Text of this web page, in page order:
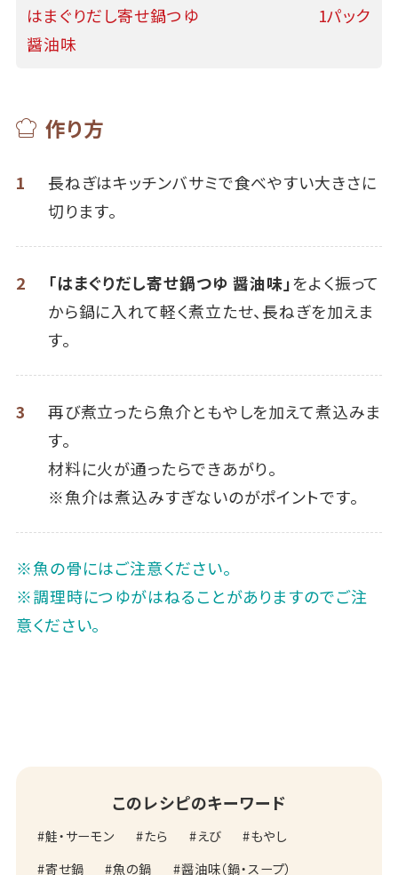
はまぐりだし寄せ鍋つゆ
醤油味
1パック
作り方
1
長ねぎはキッチンバサミで食べやすい大きさに
切ります。
2 「はまぐりだし寄せ鍋つゆ 醤油味」をよく振って
から鍋に入れて軽く煮立たせ、長ねぎを加えま
す。
3
再び煮立ったら魚介ともやしを加えて煮込みま
す。
材料に火が通ったらできあがり。
※魚介は煮込みすぎないのがポイントです。
※魚の骨にはご注意ください。
※調理時につゆがはねることがありますのでご注
意ください。
このレシピのキーワード
鮭・サーモン たら えび
もやし
寄せ鍋
魚の鍋 醤油味（鍋・スープ）